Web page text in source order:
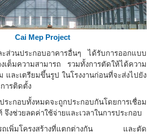
Cai Mep Project
ส่วนประกอบอาคารอื่นๆ ได้รับการออกแบบ
เต็มความสามารถ รวมทั้งการตัดให้ได้ความ
และเตรียมขึ้นรูป ในโรงงานก่อนที่จะส่งไปยัง
ารติดตั้ง
ระกอบทั้งหมดจะถูกประกอบกันโดยการเชื่อม
งช่วยลดค่าใช้จ่ายและเวลาในการประกอบ
ารถเพิ่มโครงสร้างที่แตกต่างกัน และตัด